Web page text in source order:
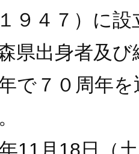
９４７）に
県出身者及
で７０周年